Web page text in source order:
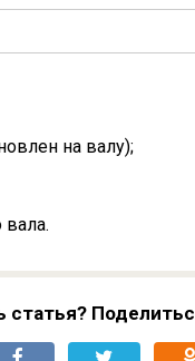
на валу);
статья?